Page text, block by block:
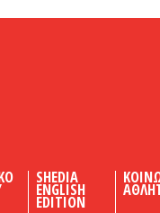
SHEDIA
ENGLISH
EDITION